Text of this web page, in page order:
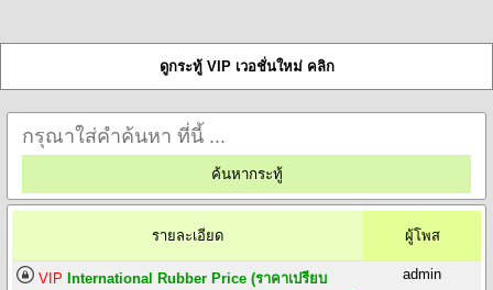
ดูกระทู้ VIP เวอชั่นใหม่ คลิก
รายละเอียด ผู้โพส
VIP International Rubber Price (ราคาเปรียบ
admin